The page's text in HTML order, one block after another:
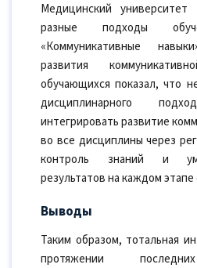
Медицинский университет
разные подходы
«Коммуникативные
развития
обучающихся показал, что
дисциплинарного
интегрировать развитие
во все дисциплины через
контроль знаний и
результатов на каждом этапе
Выводы
Таким образом, тотальная
протяжении